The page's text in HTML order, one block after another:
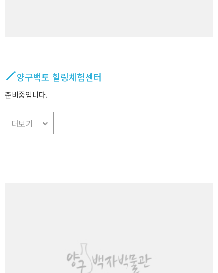
양구백토 힐링체험센터
준비중입니다.
더보기